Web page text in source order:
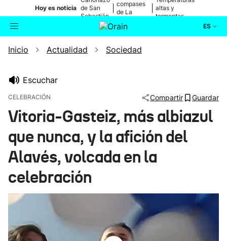
Hoy es noticia de San
Sebastián
compases
de La
altas y
tormentas
ES
Buscador Actualidad
Ikusmiran
Eguraldia
Inicio Actualidad Sociedad
Escuchar
CELEBRACIÓN Compartir Guardar
Vitoria-Gasteiz, más albiazul
que nunca, y la afición del
Alavés, volcada en la
celebración